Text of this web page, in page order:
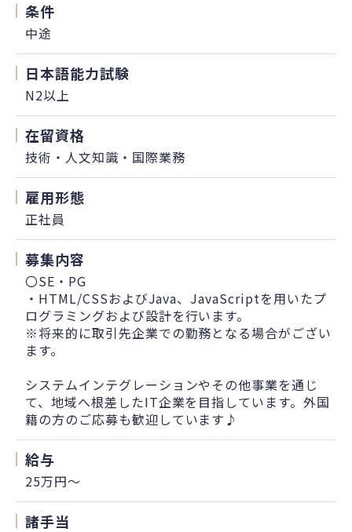
条件
中途
日本語能力試験
N2以上
在留資格
技術・人文知識・国際業務
雇用形態
正社員
募集内容
〇SE・PG
・HTML/CSSおよびJava、JavaScriptを用いたプ
ログラミングおよび設計を行います。
※将来的に取引先企業での勤務となる場合がござい
ます。
システムインテグレーションやその他事業を通じ
て、地域へ根差したIT企業を目指しています。外国
籍の方のご応募も歓迎しています♪
給与
25万円〜
諸手当